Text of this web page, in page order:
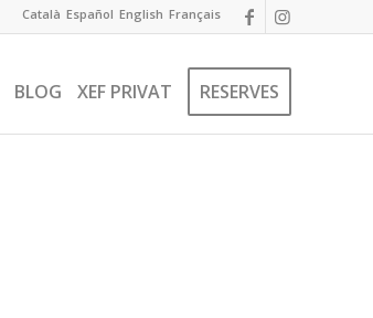
Català Español English Français
BLOG XEF PRIVAT RESERVES